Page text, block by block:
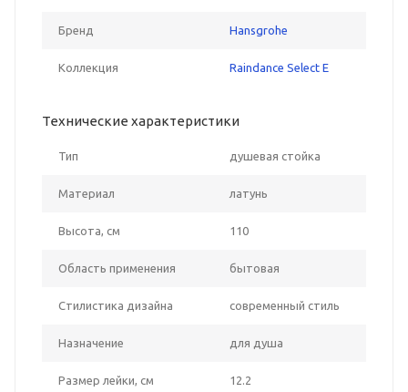
Бренд Hansgrohe
Коллекция Raindance Select E
Технические характеристики
Тип душевая стойка
Материал латунь
Высота, см 110
Область применения бытовая
Стилистика дизайна современный стиль
Назначение для душа
Размер лейки, см 12.2